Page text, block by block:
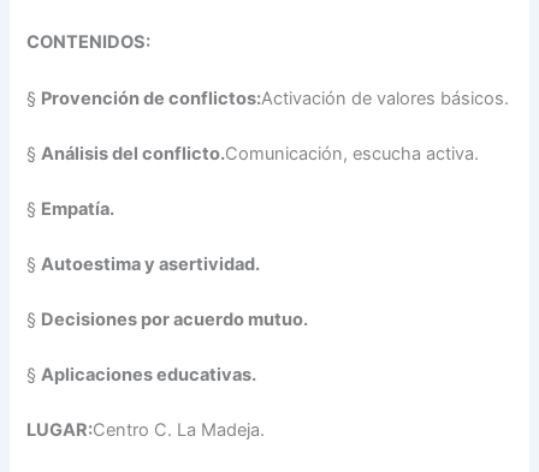
CONTENIDOS:
§ Provención de conflictos:Activación de valores básicos.
§Análisis del conflicto.Comunicación, escucha activa.
§ Empatía.
§Autoestima y asertividad.
§ Decisiones por acuerdo mutuo.
§Aplicaciones educativas.
LUGAR:Centro C. La Madeja.